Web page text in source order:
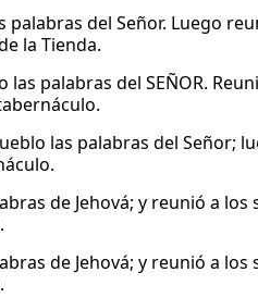
del Señor. Luego
la Tienda.
las palabras del SEÑOR.
las palabras del Señor;
de Jehová; y reunió a
de Jehová; y reunió a